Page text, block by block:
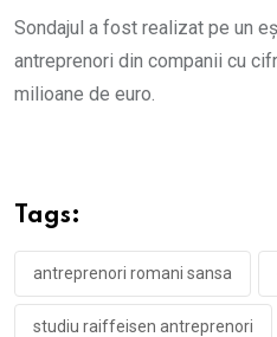
Sondajul a fost realizat pe un
antreprenori din companii cu
milioane de euro.
Tags:
antreprenori romani sansa
studiu raiffeisen antreprenori